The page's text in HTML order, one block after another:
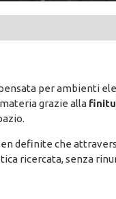
per ambienti
grazie alla
definite che
ricercata, senza